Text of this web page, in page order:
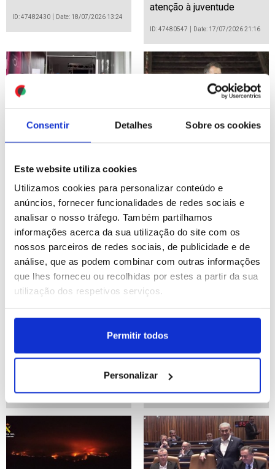
Consentir Detalhes Sobre os cookies
Este website utiliza cookies
Utilizamos cookies para personalizar conteúdo e
anúncios, fornecer funcionalidades de redes sociais e
analisar o nosso tráfego. Também partilhamos
informações acerca da sua utilização do site com os
nossos parceiros de redes sociais, de publicidade e de
análise, que as podem combinar com outras informações
que lhes forneceu ou recolhidas por estes a partir da sua
utilização dos respetivos serviços.
Permitir todos
Personalizar
ID: 47482430 Date: 18/07/2026 13:24
atenção à juventude
ID: 47480547 Date: 17/07/2026 21:16
Guatemala e a América
Central
dissuasão nuclear
Ucranianos manifestam-
contra a demissão do
ID: 47479134 Date: 17/07/2026 16:44
Andy Burnham promete
"devolver esperança" aos
trabalhistas e britânicos
ID: 47478820 Date: 17/07/2026 15:58